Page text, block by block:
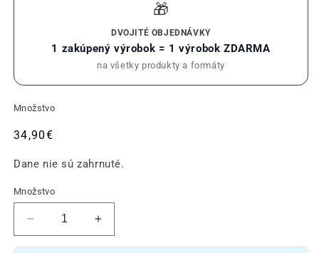
🎁
DVOJITÉ OBJEDNÁVKY
1 zakúpený výrobok = 1 výrobok ZDARMA
na všetky produkty a formáty
Množstvo
Obvyklá
34,90€
Dane nie sú zahrnuté.
Množstvo
Zníženie
CBD
Zvýšte
množstvo